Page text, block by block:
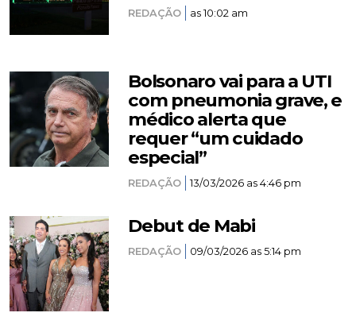
REDAÇÃO as 10:02 am
Bolsonaro vai para a UTI
com pneumonia grave, e
médico alerta que
requer “um cuidado
especial”
REDAÇÃO 13/03/2026 as 4:46 pm
Debut de Mabi
REDAÇÃO 09/03/2026 as 5:14 pm